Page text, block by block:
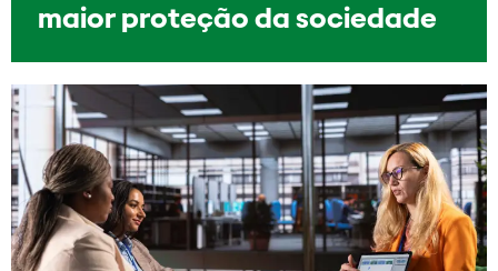
maior proteção da sociedade